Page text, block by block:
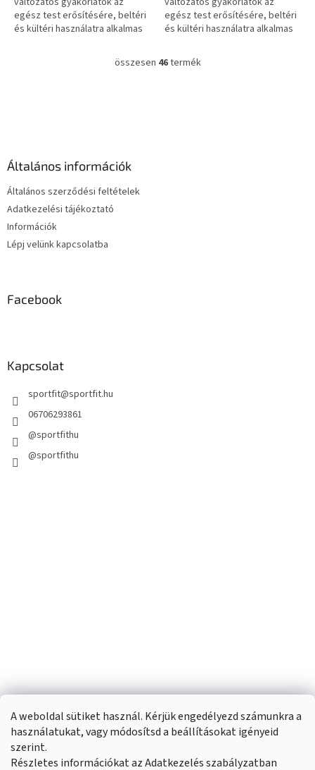
A weboldal sütiket használ. Kérjük engedélyezd számunkra a
használatukat, vagy módosítsd a beállításokat igényeid
szerint.
Részletes információkat az Adatkezelés szabályzatban
egész test erősítésére, beltéri
és kültéri használatra alkalmas
egész test erősítésére, beltéri
és kültéri használatra alkalmas
L
összesen 46termék
Általános információk
Általános szerződési feltételek
Adatkezelési tájékoztató
Információk
Lépj velünk kapcsolatba
Facebook
Kapcsolat
sportfit@sportfit.hu
06706293861
@sportfithu
@sportfithu